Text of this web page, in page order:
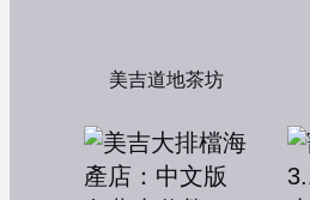
美吉道地茶坊